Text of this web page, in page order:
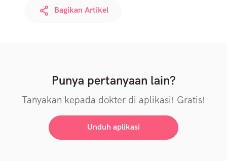
Bagikan Artikel
Punya pertanyaan lain?
Tanyakan kepada dokter di aplikasi! Gratis!
Unduh aplikasi